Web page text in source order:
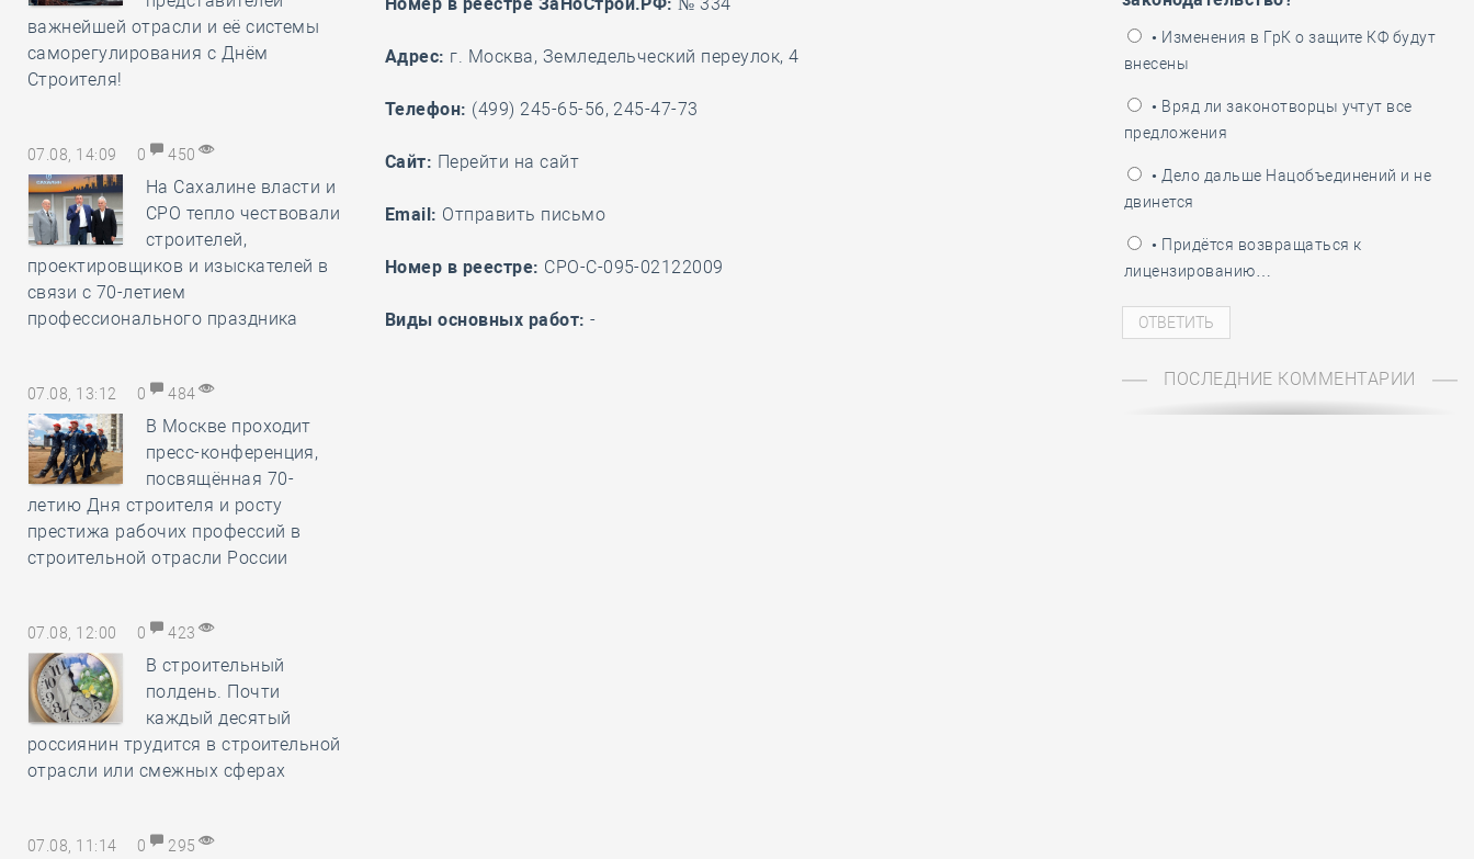
важнейшей отрасли и её системы
саморегулирования с Днём
Строителя!
07.08, 14:09 0 450
На Сахалине власти и
СРО тепло чествовали
строителей,
проектировщиков и изыскателей в
связи с 70-летием
профессионального праздника
07.08, 13:12 0 484
В Москве проходит
пресс-конференция,
посвящённая 70-
летию Дня строителя и росту
престижа рабочих профессий в
строительной отрасли России
07.08, 12:00 0 423
В строительный
полдень. Почти
каждый десятый
россиянин трудится в строительной
отрасли или смежных сферах
07.08, 11:14 0 295
Адрес: г. Москва, Земледельческий переулок, 4
Телефон: (499) 245-65-56, 245-47-73
Cайт: Перейти на сайт
Email: Отправить письмо
Номер в реестре: СРО-С-095-02122009
Виды основных работ: -
• Изменения в ГрК о защите КФ будут
внесены
• Вряд ли законотворцы учтут все
предложения
• Дело дальше Нацобъединений и не
двинется
• Придётся возвращаться к
лицензированию…
ПОСЛЕДНИЕ КОММЕНТАРИИ